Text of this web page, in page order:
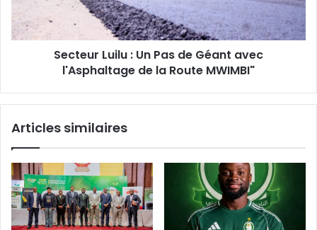
avec
l'Asphaltage
de
Secteur Luilu : Un Pas de Géant avec
l'Asphaltage de la Route MWIMBI"
Articles similaires